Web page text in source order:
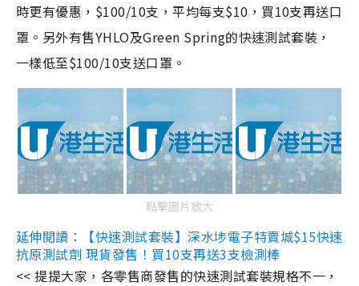
時更有優惠，$100/10支，平均每支$10，買10支再送口
罩。另外有售YHLO及Green Spring的快速測試套裝，
一樣低至$100/10支送口罩。
點擊圖片放大
延伸閱讀：【快速測試套裝】深水埗電子特賣城$15快速
抗原測試劑 現貨發售！買10支再送3支檢測棒
<< 提提大家，各零售商發售的快速測試套裝規格不一，